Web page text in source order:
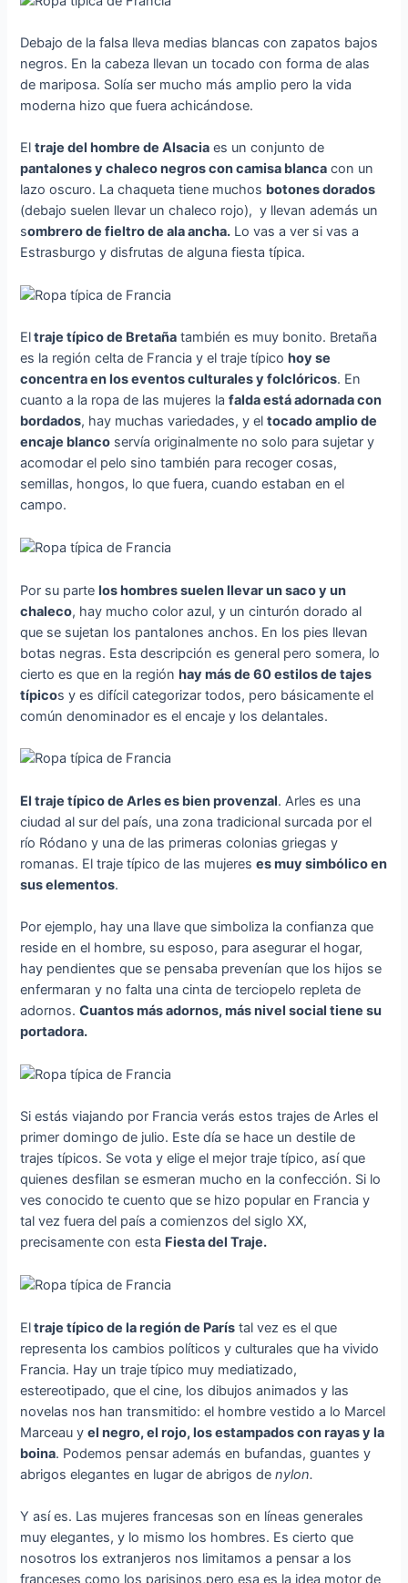
Debajo de la falsa lleva medias blancas con zapatos bajos
negros. En la cabeza llevan un tocado con forma de alas
de mariposa. Solía ser mucho más amplio pero la vida
moderna hizo que fuera achicándose.
Eltraje del hombre de Alsacia es un conjunto de
pantalones y chaleco negros con camisa blanca con un
lazo oscuro. La chaqueta tiene muchos botones dorados
(debajo suelen llevar un chaleco rojo), y llevan además un
sombrero de fieltro de ala ancha. Lo vas a ver si vas a
Estrasburgo y disfrutas de alguna fiesta típica.
Eltraje típico de Bretaña también es muy bonito. Bretaña
es la región celta de Francia y el traje típico hoy se
concentra en los eventos culturales y folclóricos. En
cuanto a la ropa de las mujeres lafalda está adornada con
bordados, hay muchas variedades, y eltocado amplio de
encaje blanco servía originalmente no solo para sujetar y
acomodar el pelo sino también para recoger cosas,
semillas, hongos, lo que fuera, cuando estaban en el
campo.
Por su partelos hombres suelen llevar un saco y un
chaleco, hay mucho color azul, y un cinturón dorado al
que se sujetan los pantalones anchos. En los pies llevan
botas negras. Esta descripción es general pero somera, lo
cierto es que en la regiónhay más de 60 estilos de tajes
típicos y es difícil categorizar todos, pero básicamente el
común denominador es el encaje y los delantales.
El traje típico de Arles es bien provenzal. Arles es una
ciudad al sur del país, una zona tradicional surcada por el
río Ródano y una de las primeras colonias griegas y
romanas. El traje típico de las mujereses muy simbólico en
sus elementos.
Por ejemplo, hay una llave que simboliza la confianza que
reside en el hombre, su esposo, para asegurar el hogar,
hay pendientes que se pensaba prevenían que los hijos se
enfermaran y no falta una cinta de terciopelo repleta de
adornos.Cuantos más adornos, más nivel social tiene su
portadora.
Si estás viajando por Francia verás estos trajes de Arles el
primer domingo de julio. Este día se hace un destile de
trajes típicos. Se vota y elige el mejor traje típico, así que
quienes desfilan se esmeran mucho en la confección. Si lo
ves conocido te cuento que se hizo popular en Francia y
tal vez fuera del país a comienzos del siglo XX,
precisamente con esta Fiesta del Traje.
Eltraje típico de la región de París tal vez es el que
representa los cambios políticos y culturales que ha vivido
Francia. Hay un traje típico muy mediatizado,
estereotipado, que el cine, los dibujos animados y las
novelas nos han transmitido: el hombre vestido a lo Marcel
Marceau yel negro, el rojo, los estampados con rayas y la
boina. Podemos pensar además en bufandas, guantes y
abrigos elegantes en lugar de abrigos denylon.
Y así es. Las mujeres francesas son en líneas generales
muy elegantes, y lo mismo los hombres. Es cierto que
nosotros los extranjeros nos limitamos a pensar a los
franceses como los parisinos,pero esa es la idea motor de